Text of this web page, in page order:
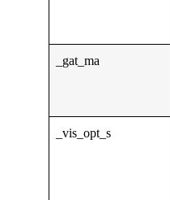
_gat_ma
_vis_opt_s